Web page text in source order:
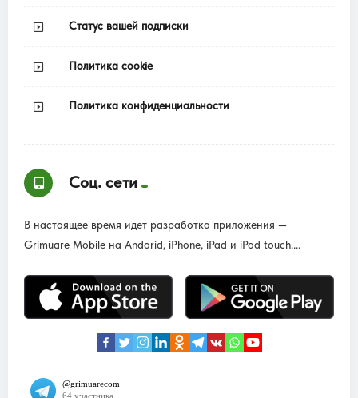
Статус вашей подписки
Политика cookie
Политика конфиденциальности
Соц. сети
В настоящее время идет разработка приложения —
Grimuare Mobile на Andorid, iPhone, iPad и iPod touch....